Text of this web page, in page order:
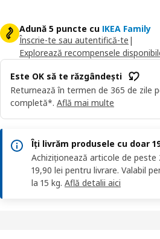
Adună 5 puncte cu IKEA Family
Înscrie-te sau autentifică-te |
Explorează recompensele
Este OK să te răzgândești
Returnează în termen de 365 de zile
completă*. Află mai multe
Îți livrăm produsele cu doar
Achiziționează articole de peste
19,90 lei pentru livrare. Valabil
la 15 kg. Află detalii aici